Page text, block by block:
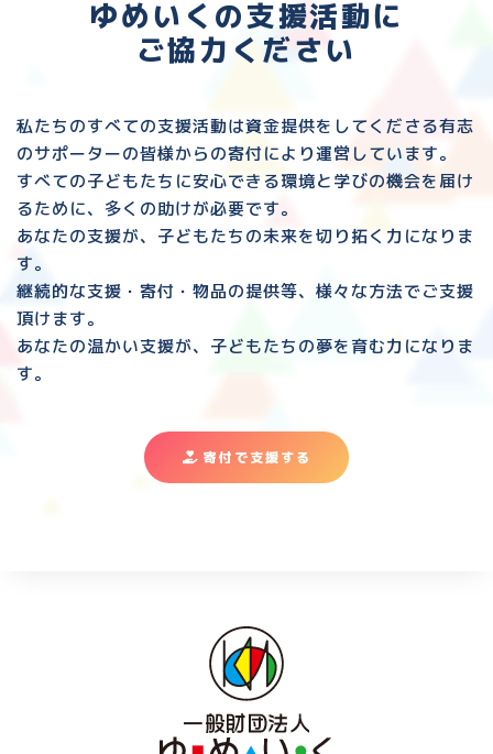
ゆめいくの支援活動に
ご協力ください
私たちのすべての支援活動は資金提供をしてくださる有志
のサポーターの皆様からの寄付により運営しています。
すべての子どもたちに安心できる環境と 学びの機会を届け
るために、多くの助けが必要です。
あなたの支援が、子どもたちの未来を切り拓く力になりま
す。
継続的な支援・寄付・物品の提供等、様々な方法でご支援
頂けます。
あなたの温かい支援が、子どもたちの夢を育む力になりま
す。
寄付で支援する